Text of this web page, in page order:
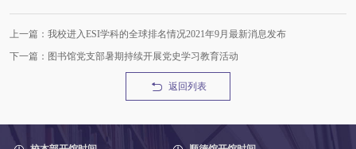
上一篇：我校进入ESI学科的全球排名情况2021年9月最新消息发布
下一篇：图书馆党支部暑期持续开展党史学习教育活动
返回列表